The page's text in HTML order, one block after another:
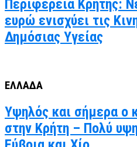
Περιφέρεια Κρήτης:
ευρώ ενισχύει τις
Δημόσιας Υγείας
ΕΛΛΑΔΑ
Υψηλός και σήμερα ο
στην Κρήτη – Πολύ